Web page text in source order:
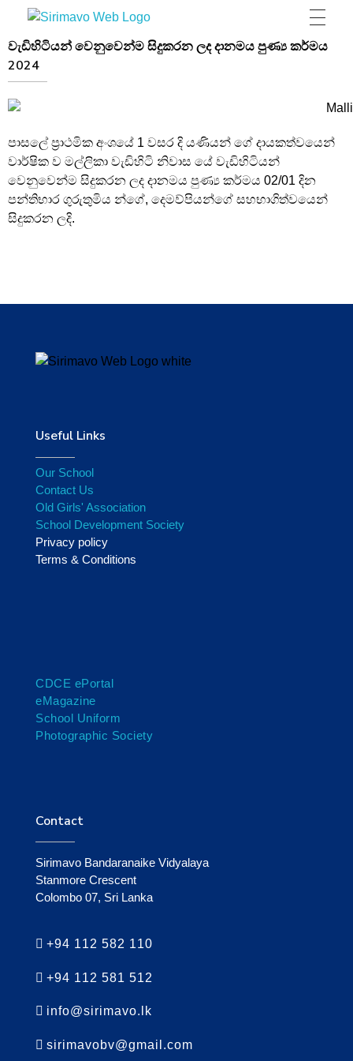
Sirimavo Bandaranaike Vidyalaya
වැඩිහිටියන් වෙනුවෙන්ම සිදුකරන ලද දානමය පුණ්‍ය කර්මය
2024
පාසලේ ප්‍රාථමික අංශයේ 1 වසර දි යණියන් ගේ දායකත්වයෙන්
වාර්ෂික ව මල්ලිකා වැඩිහිටි නිවාස යේ වැඩිහිටියන්
වෙනුවෙන්ම සිදුකරන ලද දානමය පුණ්‍ය කර්මය 02/01 දින
පන්තිභාර ගුරුතුමිය න්ගේ, දෙමව්පියන්ගේ සහභාගිත්වයෙන්
සිදුකරන ලදි.
Useful Links
Our School
Contact Us
Old Girls' Association
School Development Society
Privacy policy
Terms & Conditions
CDCE ePortal
eMagazine
School Uniform
Photographic Society
Contact
Sirimavo Bandaranaike Vidyalaya
Stanmore Crescent
Colombo 07, Sri Lanka
+94 112 582 110
+94 112 581 512
info@sirimavo.lk
sirimavobv@gmail.com